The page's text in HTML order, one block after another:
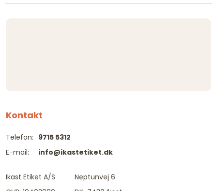
Kontakt
Telefon:
E-mail:
9715 5312
info@ikastetiket.dk
Ikast Etiket A/S
Neptunvej 6